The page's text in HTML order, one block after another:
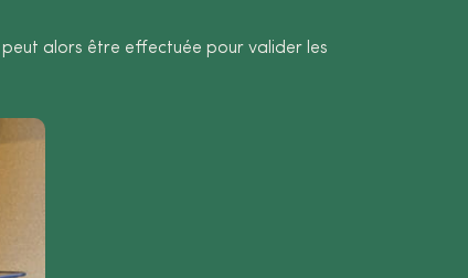
peut alors être effectuée pour valider les